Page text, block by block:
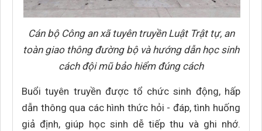
Cán bộ Công an xã tuyên truyền Luật Trật tự, an
toàn giao thông đường bộ và hướng dẫn học sinh
cách đội mũ bảo hiểm đúng cách
Buổi tuyên truyền được tổ chức sinh động, hấp
dẫn thông qua các hình thức hỏi - đáp, tình huống
giả định, giúp học sinh dễ tiếp thu và ghi nhớ.